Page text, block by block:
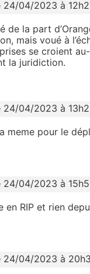
24/04/2023 à
de la part
mais voué à
se croient
la juridiction.
24/04/2023 à
meme pour le
24/04/2023 à
en RIP et rien
24/04/2023 à